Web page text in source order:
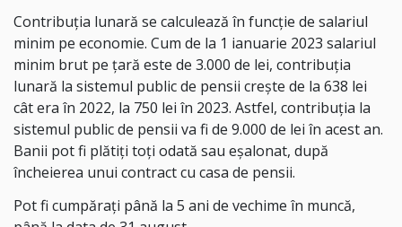
Contribuţia lunară se calculează în funcţie de salariul
minim pe economie. Cum de la 1 ianuarie 2023 salariul
minim brut pe țară este de 3.000 de lei, contribuția
lunară la sistemul public de pensii crește de la 638 lei
cât era în 2022, la 750 lei în 2023. Astfel, contribuția la
sistemul public de pensii va fi de 9.000 de lei în acest an.
Banii pot fi plătiţi toţi odată sau eşalonat, după
încheierea unui contract cu casa de pensii.
Pot fi cumpăraţi până la 5 ani de vechime în muncă,